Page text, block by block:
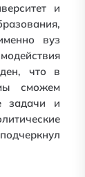
и
вуз
что в
сможем
задачи и